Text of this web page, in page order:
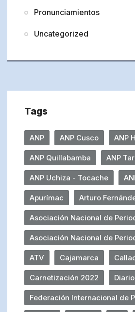
Pronunciamientos
Uncategorized
Tags
ANP ANP Cusco ANP
ANP Quillabamba ANP
ANP Uchiza - Tocache
Apurímac Arturo
Asociación Nacional de
Asociación Nacional de
ATV Cajamarca
Carnetización 2022
Federación Internacional de